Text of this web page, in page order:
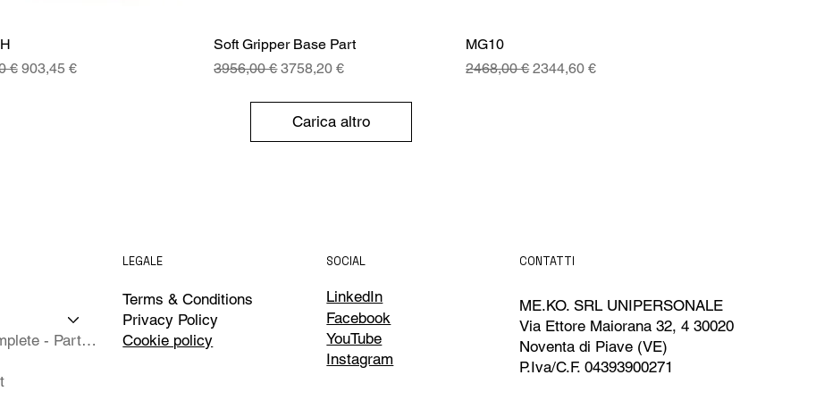
regolare
€ Prezzo scontato
903,45 €
Soft Gripper Base Part
Prezzo regolare
3956,00 €Prezzo scontato
3758,20 €
MG10
Prezzo regolare
2468,00 €Prezzo scontato
2344,60 €
Carica altro
Isole Complete - Partner
LEGALE
Terms & Conditions
Privacy Policy
Cookie policy
SOCIAL
LinkedIn
Facebook
YouTube
Instagram
CONTATTI
ME.KO. SRL UNIPERSONALE
Via Ettore Maiorana 32, 4 30020
Noventa di Piave (VE)
P.Iva/C.F. 04393900271